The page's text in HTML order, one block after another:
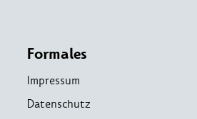
Formales
Impressum
Datenschutz